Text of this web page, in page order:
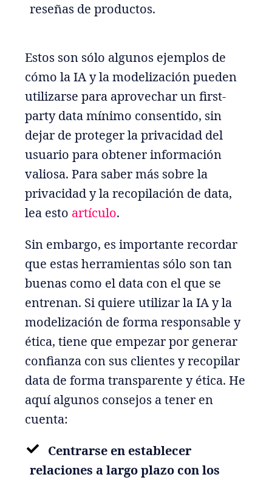
reseñas de productos.
Estos son sólo algunos ejemplos de
cómo la IA y la modelización pueden
utilizarse para aprovechar un first-
party data mínimo consentido, sin
dejar de proteger la privacidad del
usuario para obtener información
valiosa. Para saber más sobre la
privacidad y la recopilación de data,
lea esto artículo.
Sin embargo, es importante recordar
que estas herramientas sólo son tan
buenas como el data con el que se
entrenan. Si quiere utilizar la IA y la
modelización de forma responsable y
ética, tiene que empezar por generar
confianza con sus clientes y recopilar
data de forma transparente y ética. He
aquí algunos consejos a tener en
cuenta:
Centrarse en establecer
relaciones a largo plazo con los